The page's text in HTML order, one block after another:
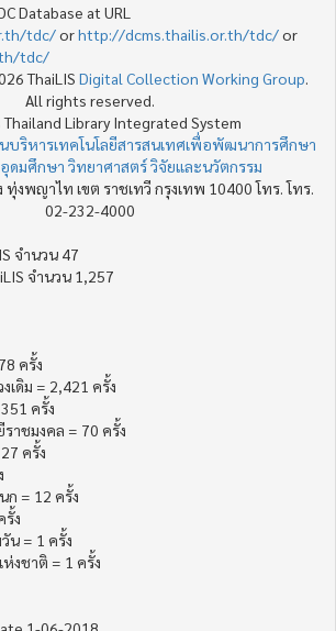
Database at URL
tdc/orhttp://dcms.thailis.or.th/tdc/or
tdc/
ThaiLIS Digital Collection Working Group
All rights reserved.
Thailand Library Integrated System
บริหารเทคโนโลยีสารสนเทศเพื่อพัฒนาการศึกษา
ดมศึกษา วิทยาศาสตร์ วิจัยและนวัตกรรม
งพญาไท เขต ราชเทวี กรุงเทพ 10400 โทร. โทร.
02-232-4000
จำนวน 47
จำนวน 1,257
ครั้ง
ดิม = 2,421 ครั้ง
ครั้ง
าชมงคล = 70 ครั้ง
ครั้ง
= 12 ครั้ง
ง
น = 1 ครั้ง
งชาติ = 1 ครั้ง